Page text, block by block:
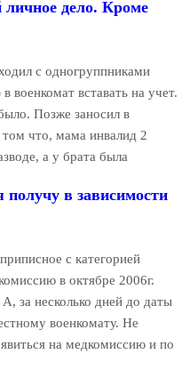
личное дело. Кроме
с одногруппниками
военкомат вставать на учет.
Позже заносил в
том что, мама инвалид 2
а у брата была
в зависимости
с категорией
в октябре 2006г.
за несколько дней до даты
военкомату. Не
на медкомиссию и по